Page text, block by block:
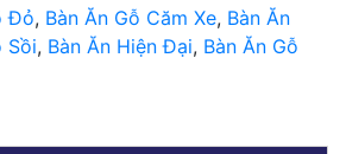
Đỏ, Bàn Ăn Gỗ Căm Xe, Bàn Ăn
Sồi, Bàn Ăn Hiện Đại, Bàn Ăn Gỗ